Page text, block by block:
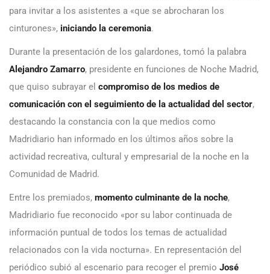
para invitar a los asistentes a «que se abrocharan los
cinturones», iniciando la ceremonia.
Durante la presentación de los galardones, tomó la palabra
Alejandro Zamarro, presidente en funciones de Noche Madrid,
que quiso subrayar el compromiso de los medios de
comunicación con el seguimiento de la actualidad del sector,
destacando la constancia con la que medios como
Madridiario han informado en los últimos años sobre la
actividad recreativa, cultural y empresarial de la noche en la
Comunidad de Madrid.
Entre los premiados, momento culminante de la noche,
Madridiario fue reconocido «por su labor continuada de
información puntual de todos los temas de actualidad
relacionados con la vida nocturna». En representación del
periódico subió al escenario para recoger el premio José